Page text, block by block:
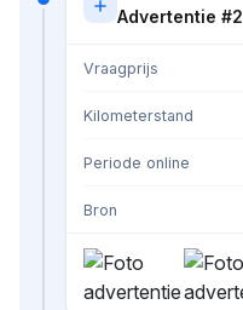
Advertentie #2
Vraagprijs
Kilometerstand
Periode online
Bron